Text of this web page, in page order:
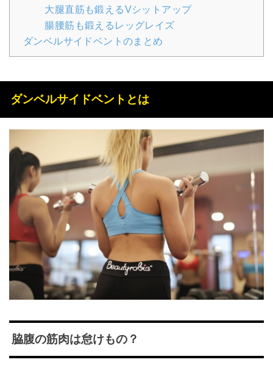
大腿直筋も鍛えるVシットアップ
腸腰筋も鍛えるレッグレイズ
ダンベルサイドベントのまとめ
ダンベルサイドベントとは
脇腹の筋肉は怠けもの？